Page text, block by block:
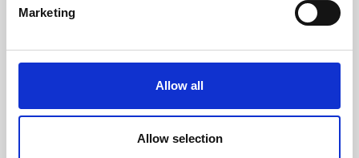
Marketing
Allow all
Allow selection
april 2022